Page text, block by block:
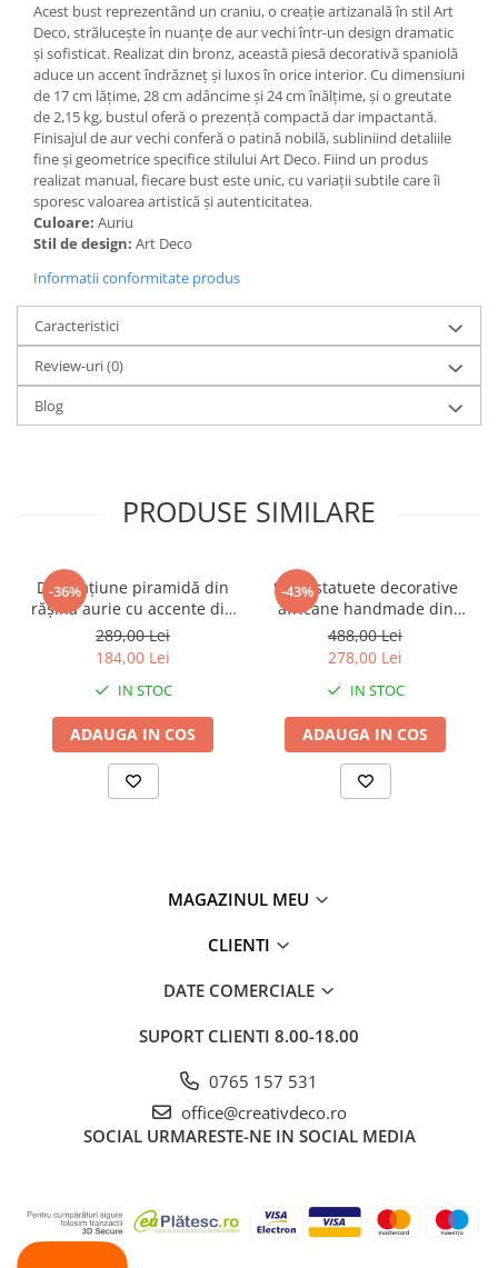
Acest bust reprezentând un craniu, o creație artizanală în stil Art
Deco, strălucește în nuanțe de aur vechi într-un design dramatic
și sofisticat. Realizat din bronz, această piesă decorativă spaniolă
aduce un accent îndrăzneț și luxos în orice interior. Cu dimensiuni
de 17 cm lățime, 28 cm adâncime și 24 cm înălțime, și o greutate
de 2,15 kg, bustul oferă o prezență compactă dar impactantă.
Finisajul de aur vechi conferă o patină nobilă, subliniind detaliile
fine și geometrice specifice stilului Art Deco. Fiind un produs
realizat manual, fiecare bust este unic, cu variații subtile care îi
sporesc valoarea artistică și autenticitatea.
Culoare: Auriu
Stil de design: Art Deco
Informatii conformitate produs
Caracteristici
Review-uri(0)
Blog
PRODUSE SIMILARE
-36%
Decorațiune piramidă din
rășină aurie cu accente din
metal negru pentru living
sau birou 15 x 15 x 21 cm
289,00 Lei
184,00 Lei
IN STOC
ADAUGA IN COS
-43%
Set 2 statuete decorative
africane handmade din
rășină negru auriu 9 x 9 x
40 cm
488,00 Lei
278,00 Lei
IN STOC
ADAUGA IN COS
MAGAZINUL MEU
CLIENTI
DATE COMERCIALE
SUPORT CLIENTI 8.00-18.00
0765 157 531
office@creativdeco.ro
SOCIAL URMARESTE-NE IN SOCIAL MEDIA